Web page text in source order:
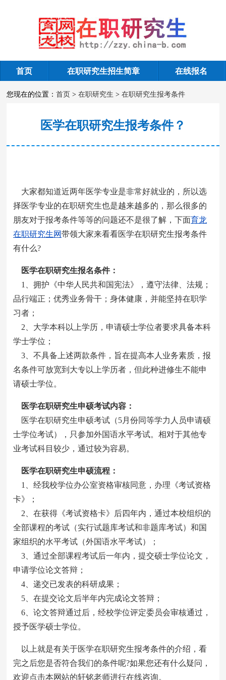
在职研究生报考条件
首页 在职研究生招生简章 在线报名
您现在的位置：首页 >在职研究生 >在职研究生报考条件
医学在职研究生报考条件？
大家都知道近两年医学专业是非常好就业的，所以选
择医学专业的在职研究生也是越来越多的，那么很多的
朋友对于报考条件等等的问题还不是很了解，下面育龙
在职研究生网带领大家来看看医学在职研究生报考条件
有什么?
医学在职研究生报名条件：
1、拥护《中华人民共和国宪法》，遵守法律、法规；
品行端正；优秀业务骨干；身体健康，并能坚持在职学
习者；
2、大学本科以上学历，申请硕士学位者要求具备本科
学士学位；
3、不具备上述两款条件，旨在提高本人业务素质，报
名条件可放宽到大专以上学历者，但此种进修生不能申
请硕士学位。
医学在职研究生申硕考试内容：
医学在职研究生申硕考试（5月份同等学力人员申请硕
士学位考试），只参加外国语水平考试。相对于其他专
业考试科目较少，通过较为容易。
医学在职研究生申硕流程：
1、经我校学位办公室资格审核同意，办理《考试资格
卡》；
2、在获得《考试资格卡》后四年内，通过本校组织的
全部课程的考试（实行试题库考试和非题库考试）和国
家组织的水平考试（外国语水平考试）；
3、通过全部课程考试后一年内，提交硕士学位论文，
申请学位论文答辩；
4、递交已发表的科研成果；
5、在提交论文后半年内完成论文答辩；
6、论文答辩通过后，经校学位评定委员会审核通过，
授予医学硕士学位。
以上就是有关于医学在职研究生报考条件的介绍，看
完之后您是否符合我们的条件呢?如果您还有什么疑问，
欢迎点击本网站的轩铭老师进行在线咨询。